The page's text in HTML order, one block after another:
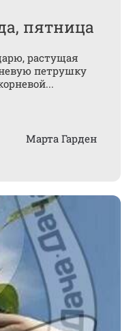
пятница
растущая
петрушку
Марта Гарден